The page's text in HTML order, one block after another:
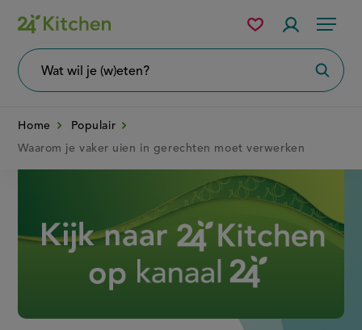
Overslaan
en
naar
Menu
wil
Mijn
bewaarde
Home
Populair
Waarom je vaker uien in gerechten moet verwerken